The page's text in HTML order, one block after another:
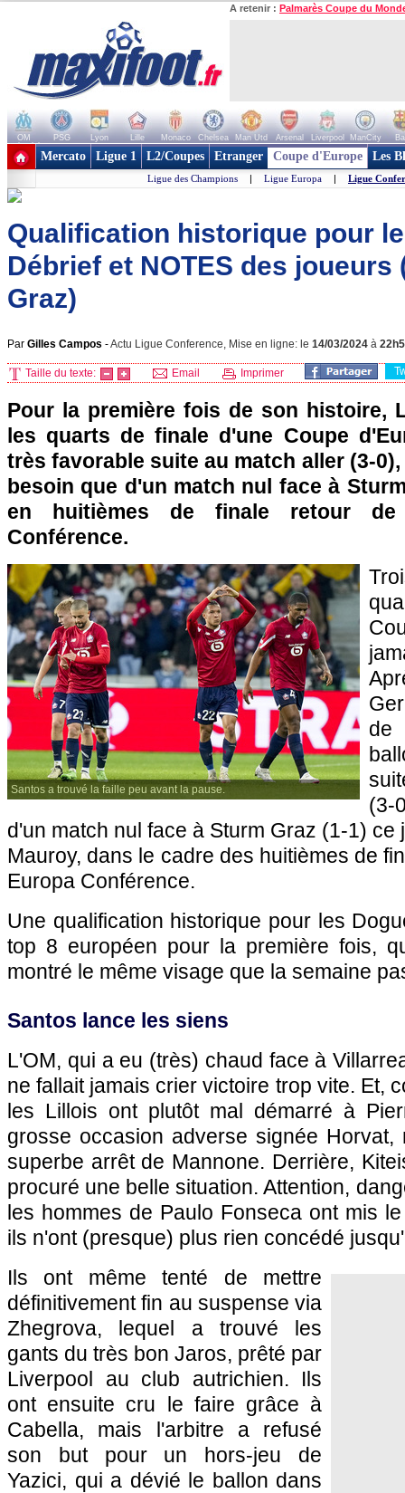
A retenir : Palmarès Coupe du
OM PSG Lyon Lille Monaco Chelsea Man Utd Arsenal Liverpool ManCity
+ de clubs
Mercato Ligue 1 L2/Coupes Etranger Coupe d'Europe Les
Ligue des Champions | Ligue Europa | Ligue
Qualification historique pour
Débrief et NOTES des joueurs
Graz)
Par Gilles Campos -Actu Ligue Conference, Mise en ligne: le 14/03/2024 à
Taille du texte: Email Imprimer
Pour la première fois de son histoire,
les quarts de finale d'une Coupe
très favorable suite au match aller (3-
besoin que d'un match nul face à
en huitièmes de finale retour
Conférence.
Santos a trouvé la faille peu avant la pause.
de
(3-
d'un match nul face à Sturm Graz (1-1) ce
Mauroy, dans le cadre des huitièmes de
Europa Conférence.
Une qualification historique pour les
top 8 européen pour la première fois,
montré le même visage que la semaine
Santos lance les siens
L'OM, qui a eu (très) chaud face à
ne fallait jamais crier victoire trop vite. Et,
les Lillois ont plutôt mal démarré à
grosse occasion adverse signée
superbe arrêt de Mannone. Derrière,
procuré une belle situation. Attention,
les hommes de Paulo Fonseca ont mis
ils n'ont (presque) plus rien concédé
Ils ont même tenté de mettre
définitivement fin au suspense via
Zhegrova, lequel a trouvé les
gants du très bon Jaros, prêté par
Liverpool au club autrichien. Ils
ont ensuite cru le faire grâce à
Cabella, mais l'arbitre a refusé
son but pour un hors-jeu de
Yazici, qui a dévié le ballon dans